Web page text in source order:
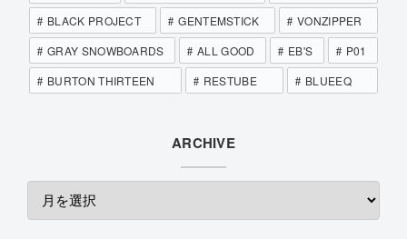
BLACK PROJECT
GENTEMSTICK
VONZIPPER
GRAY SNOWBOARDS
ALL GOOD EB'S
P01
BURTON THIRTEEN
RESTUBE BLUEEQ
ARCHIVE